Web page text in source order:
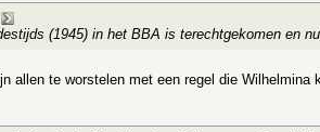
(1945) in het BBA is terechtgekomen en
allen te worstelen met een regel die Wilhelmina